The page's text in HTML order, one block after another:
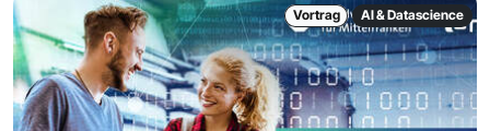
Vortrag AI & Datascience